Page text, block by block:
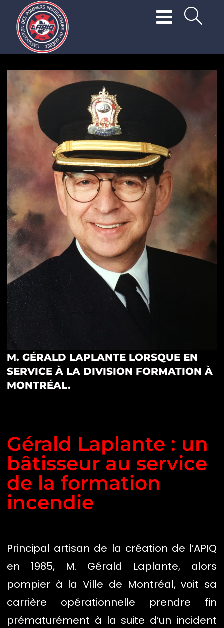
M. GÉRALD LAPLANTE LORSQUE EN
SERVICE À LA DIVISION FORMATION À
MONTRÉAL.
Gérald Laplante : un
bâtisseur au service
de la formation
incendie
Principal artisan de la création de l’APIQ
en 1985, M. Gérald Laplante, alors
pompier à la Ville de Montréal, voit sa
carrière opérationnelle prendre fin
prématurément à la suite d’un incident